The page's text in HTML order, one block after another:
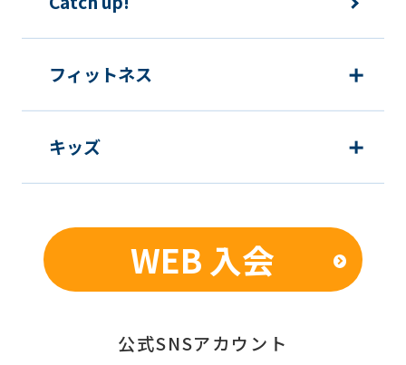
フィットネス
キッズ
WEB 入会
公式SNSアカウント